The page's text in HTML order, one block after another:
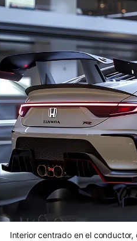
Interior centrado en el